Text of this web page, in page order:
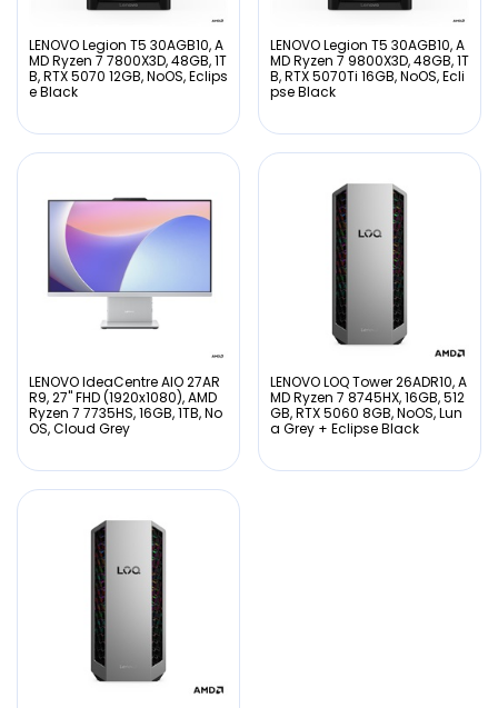
LENOVO Legion T5 30AGB10, A
MD Ryzen 7 7800X3D, 48GB, 1T
B, RTX 5070 12GB, NoOS, Eclips
e Black
LENOVO Legion T5 30AGB10, A
MD Ryzen 7 9800X3D, 48GB, 1T
B, RTX 5070Ti 16GB, NoOS, Ecli
pse Black
LENOVO IdeaCentre AIO 27AR
R9, 27" FHD (1920x1080), AMD
Ryzen 7 7735HS, 16GB, 1TB, No
OS, Cloud Grey
LENOVO LOQ Tower 26ADR10, A
MD Ryzen 7 8745HX, 16GB, 512
GB, RTX 5060 8GB, NoOS, Lun
a Grey + Eclipse Black